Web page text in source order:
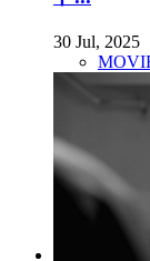
30 Jul, 2025